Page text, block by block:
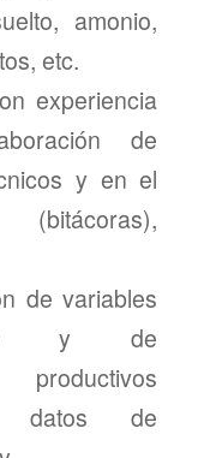
amonio,
etc.
experiencia
de
y en el
de variables
y de
productivos
datos de